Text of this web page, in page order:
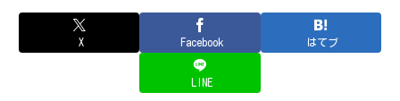
X Facebook はてブ
LINE